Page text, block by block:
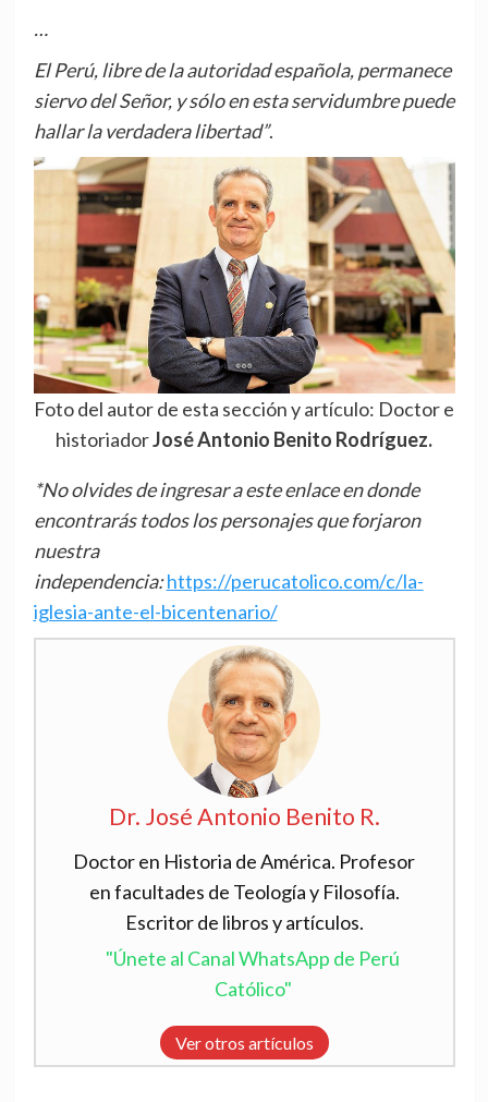
…
El Perú, libre de la autoridad española, permanece
siervo del Señor, y sólo en esta servidumbre puede
hallar la verdadera libertad”.
Foto del autor de esta sección y artículo: Doctor e
historiadorJosé Antonio Benito Rodríguez.
*No olvides de ingresar a este enlace en donde
encontrarás todos los personajes que forjaron
nuestra
independencia:https://perucatolico.com/c/la-
iglesia-ante-el-bicentenario/
Dr. José Antonio Benito R.
Doctor en Historia de América. Profesor
en facultades de Teología y Filosofía.
Escritor de libros y artículos.
"Únete al Canal WhatsApp de Perú
Católico"
Ver otros artículos